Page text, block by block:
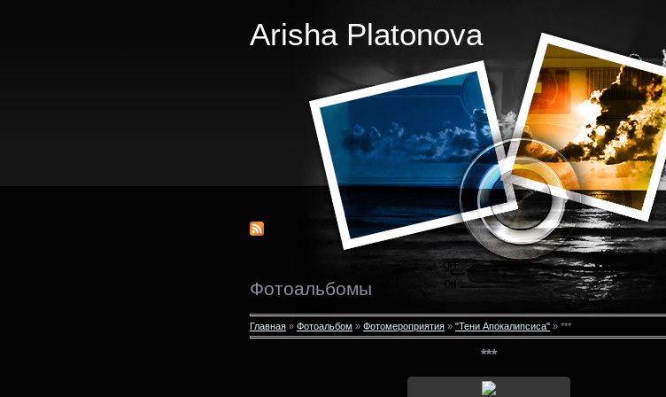
Arisha Platonova
Фотоальбомы
Главная » Фотоальбом » Фотомероприятия » "Тени Апокалипсиса" » ***
***